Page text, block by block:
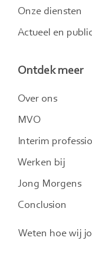
Onze diensten
Actueel en
Ontdek meer
Over ons
MVO
Interim
Werken bij
Jong Morgens
Conclusion
Weten hoe wij